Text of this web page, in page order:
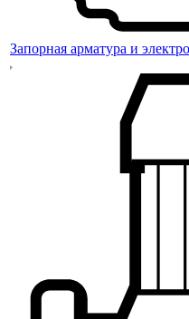
Запорная арматура и